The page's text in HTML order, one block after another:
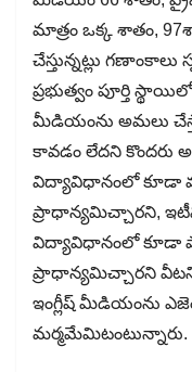
మాత్రం ఒక్క శాతం,
చేస్తున్నట్లు గణాంకాలు
ప్రభుత్వం పూర్తి
మీడియంను అమలు
కావడం లేదని కొందరు
విద్యావిధానంలో కూడా
ప్రాధాన్యమిచ్చారని,
విద్యావిధానంలో కూడా
ప్రాధాన్యమిచ్చారని
ఇంగ్లీష్ మీడియంను
మర్మమేమిటంటున్నారు.